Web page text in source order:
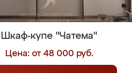
Шкаф-купе "Чатема"
Цена: от 48 000 руб.